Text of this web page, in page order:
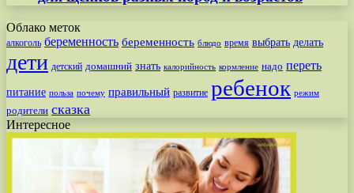
Облако меток
алкоголь беременность беременность блюдо время выбрать делать
дети детский домашний знать калорийность кормление надо переть
питание польза почему правильный развитие ребенок режим
родители сказка
Интересное